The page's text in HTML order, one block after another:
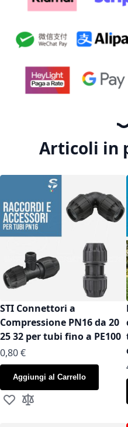
Articoli in
STI Connettori a
Compressione PN16 da 20
25 32 per tubi fino a PE100
As low as
0,80 €
Aggiungi al Carrello
Aggiungi alla lista desideri
Aggiungi al confronto